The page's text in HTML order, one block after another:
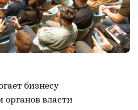
бизнесу
органов власти